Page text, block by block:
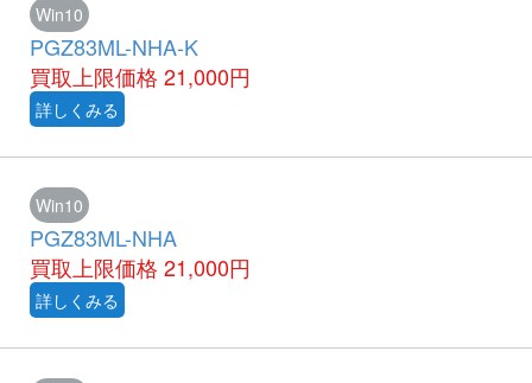
Win10
PGZ83ML-NHA-K
買取上限価格 21,000円
詳しくみる
Win10
PGZ83ML-NHA
買取上限価格 21,000円
詳しくみる